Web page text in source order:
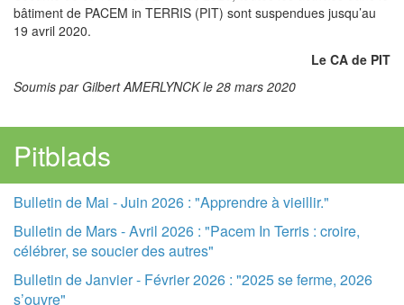
bâtiment de PACEM in TERRIS (PIT) sont suspendues jusqu’au
19 avril 2020.
Le CA de PIT
Soumis par Gilbert AMERLYNCK le 28 mars 2020
Pitblads
Bulletin de Mai - Juin 2026 : "Apprendre à vieillir."
Bulletin de Mars - Avril 2026 : "Pacem In Terris : croire,
célébrer, se soucier des autres"
Bulletin de Janvier - Février 2026 : "2025 se ferme, 2026
s’ouvre"